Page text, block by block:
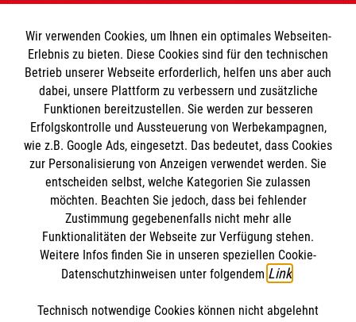
FINDE DEIN ENGAGEMENT
SPENDE AN DIE MALTESER
Mobiles Badezimmer für Wohnungslose
Engagement #Obdachlosenhilfe
Bewerte diesen Artikel
Wir verwenden Cookies, um Ihnen ein optimales Webseiten-
Erlebnis zu bieten. Diese Cookies sind für den technischen
Betrieb unserer Webseite erforderlich, helfen uns aber auch
dabei, unsere Plattform zu verbessern und zusätzliche
Funktionen bereitzustellen. Sie werden zur besseren
Erfolgskontrolle und Aussteuerung von Werbekampagnen,
wie z.B. Google Ads, eingesetzt. Das bedeutet, dass Cookies
zur Personalisierung von Anzeigen verwendet werden. Sie
entscheiden selbst, welche Kategorien Sie zulassen
möchten. Beachten Sie jedoch, dass bei fehlender
Zustimmung gegebenenfalls nicht mehr alle
Funktionalitäten der Webseite zur Verfügung stehen.
Weitere Infos finden Sie in unseren speziellen Cookie-
Datenschutzhinweisen unter folgendem Link
Technisch notwendige Cookies können nicht abgelehnt